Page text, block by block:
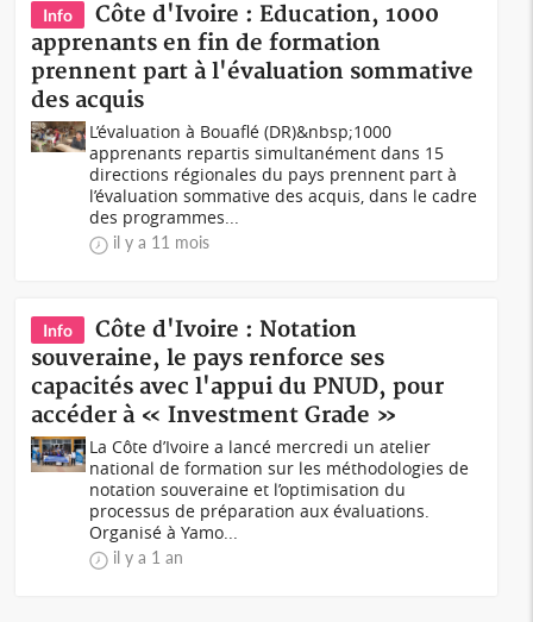
Info
Côte d'Ivoire : Education, 1000
apprenants en fin de formation
prennent part à l'évaluation sommative
des acquis
L’évaluation à Bouaflé (DR)&nbsp;1000
apprenants repartis simultanément dans 15
directions régionales du pays prennent part à
l’évaluation sommative des acquis, dans le cadre
des programmes...
il y a 11 mois
Info
Côte d'Ivoire : Notation
souveraine, le pays renforce ses
capacités avec l'appui du PNUD, pour
accéder à « Investment Grade »
La Côte d’Ivoire a lancé mercredi un atelier
national de formation sur les méthodologies de
notation souveraine et l’optimisation du
processus de préparation aux évaluations.
Organisé à Yamo...
il y a 1 an